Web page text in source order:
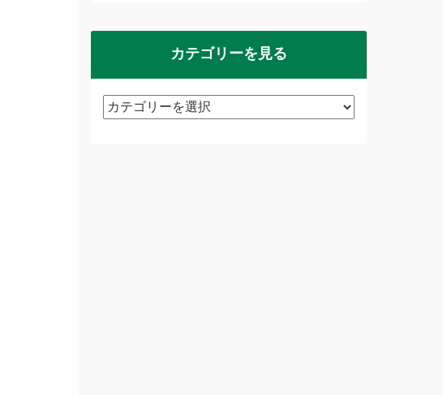
カテゴリーを見る
カ